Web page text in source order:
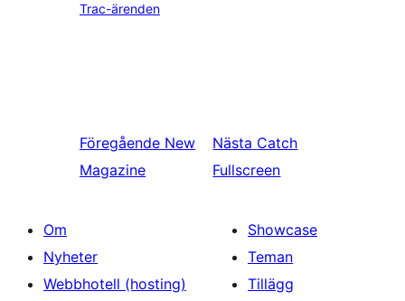
Trac-ärenden
Föregående New
Magazine
Nästa Catch
Fullscreen
Om
Nyheter
Webbhotell (hosting)
Showcase
Teman
Tillägg